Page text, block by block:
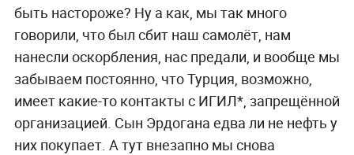
быть настороже? Ну а как, мы так много
говорили, что был сбит наш самолёт, нам
нанесли оскорбления, нас предали, и вообще мы
забываем постоянно, что Турция, возможно,
имеет какие-то контакты с ИГИЛ*, запрещённой
организацией. Сын Эрдогана едва ли не нефть у
них покупает. А тут внезапно мы снова